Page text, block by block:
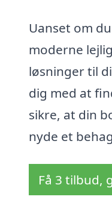
Uanset om
moderne
løsninger til
dig med at
sikre, at din
nyde et
Få 3 tilbud,